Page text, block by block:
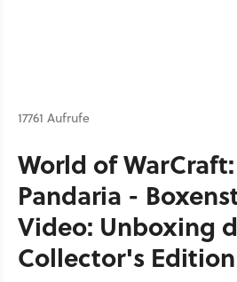
17761 Aufrufe
World of
Pandaria -
Video: Unboxing
Collector's Edition